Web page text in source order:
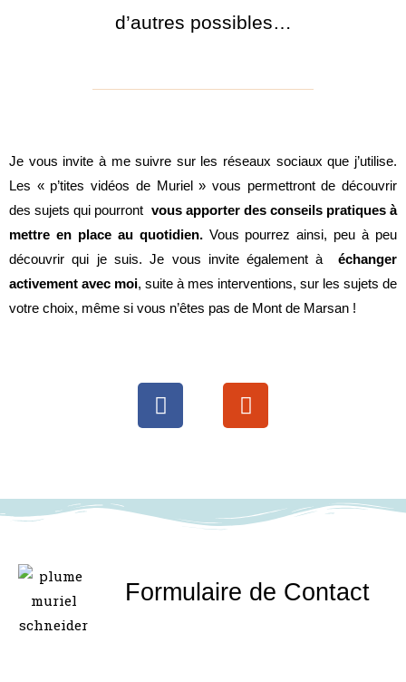
d’autres possibles…
Je vous invite à me suivre sur les réseaux sociaux que j’utilise.
Les « p’tites vidéos de Muriel » vous permettront de découvrir
des sujets qui pourront vous apporter des conseils pratiques à
mettre en place au quotidien.Vous pourrez ainsi, peu à peu
découvrir qui je suis. Je vous invite également à échanger
activement avec moi, suite à mes interventions, sur les sujets de
votre choix, même si vous n’êtes pas de Mont de Marsan !
Formulaire de Contact